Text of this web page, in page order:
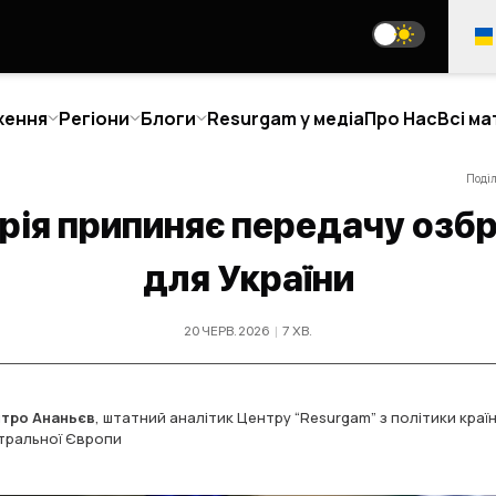
ПОГЛЯД ЗАСНОВНИКА
КОМАНДА
АВТОРОМ
ДО
media@resurgamhub.org
Регіони Блоги Resurgam у медіаПро НасВсі
припиняє передачу
для України
20 ЧЕРВ. 2026 | 7 ХВ.
Ананьєв, штатний аналітик Центру “Resurgam” з політики
Європи